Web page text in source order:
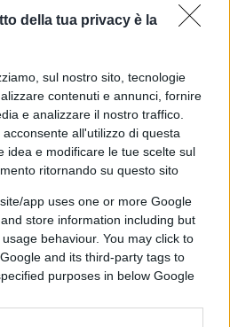
della tua privacy è la
sul nostro sito, tecnologie
contenuti e annunci, fornire
e analizzare il nostro traffico.
all'utilizzo di questa
idea e modificare le tue scelte sul
ritornando su questo sito
app uses one or more Google
store information including but
behaviour. You may click to
and its third-party tags to
purposes in below Google
pure la presa di
Smallwood
dovrebbero indossare
ad alto rischio come i
si tratta di una
urbi et orbia tutti
globo ma sappiamo bene
si passa ben presto dai
imposizioni
social